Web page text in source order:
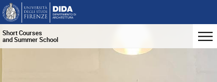
Short Courses
and Summer School